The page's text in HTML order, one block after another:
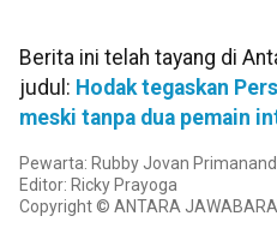
Berita ini telah tayang di
judul: Hodak tegaskan
meski tanpa dua pemain
Pewarta: Rubby Jovan
Editor: Ricky Prayoga
Copyright © ANTARA